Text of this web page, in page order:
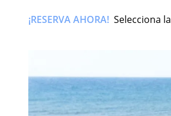
¡RESERVA AHORA! Selecciona